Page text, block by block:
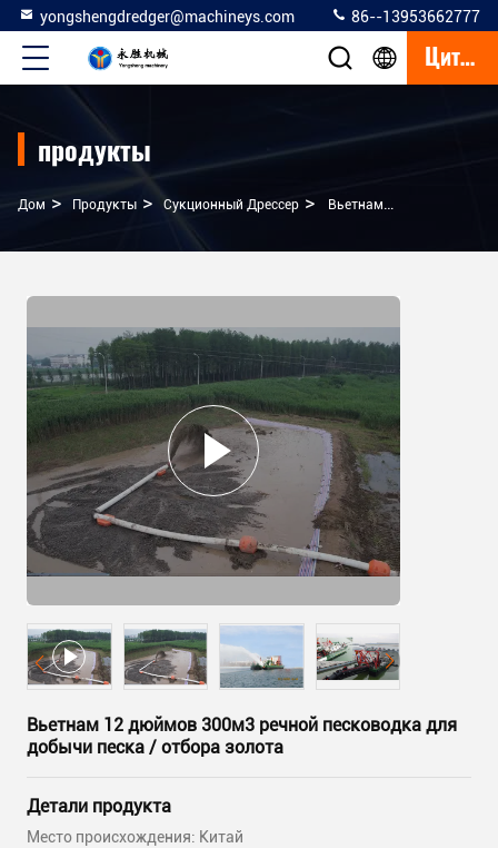
yongshengdredger@machineys.com 86--13953662777
Цитата
продукты
Дом > Продукты > Сукционный Дрессер > Вьетнам 12 Дюймов 300м3 Речной Песководка Для Добычи Песка / Отбора Золота
Вьетнам 12 дюймов 300м3 речной песководка для
добычи песка / отбора золота
Детали продукта
Место происхождения: Китай